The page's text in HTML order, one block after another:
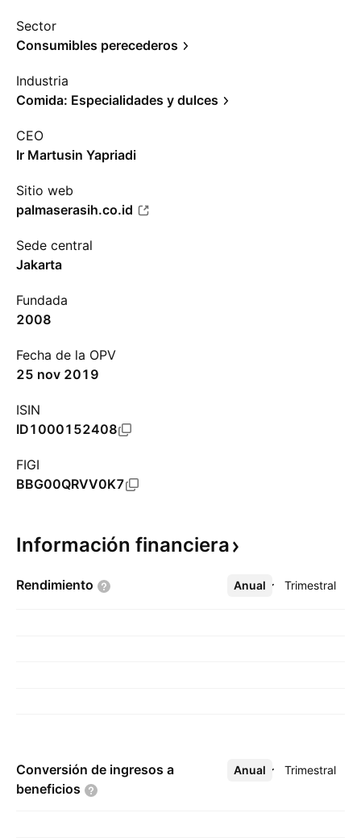
Sector
Consumibles perecederos
Industria
Comida: Especialidades y dulces
CEO
Ir Martusin Yapriadi
Sitio web
palmaserasih.co.id
Sede central
Jakarta
Fundada
2008
Fecha de la OPV
25 nov 2019
ISIN
ID1000152408
FIGI
BBG00QRVV0K7
Información financiera
Rendimiento Anual Trimestral
Más
Conversión de ingresos a
beneficios
Anual Trimestral
Más